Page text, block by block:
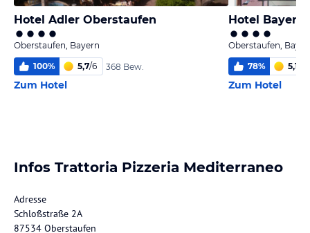
Hotel Adler Oberstaufen
Oberstaufen, Bayern
100% 5,7/6 368 Bew.
Zum Hotel
Hotel
Oberstaufen,
78% 5,1
Zum Hotel
Infos Trattoria Pizzeria Mediterraneo
Adresse
Schloßstraße 2A
87534 Oberstaufen